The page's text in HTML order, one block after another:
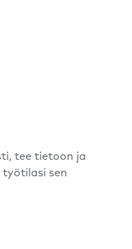
tee tietoon ja
sen